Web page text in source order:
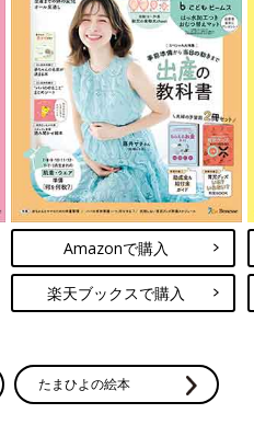
Amazonで購入
楽天ブックスで購入
たまひよの絵本